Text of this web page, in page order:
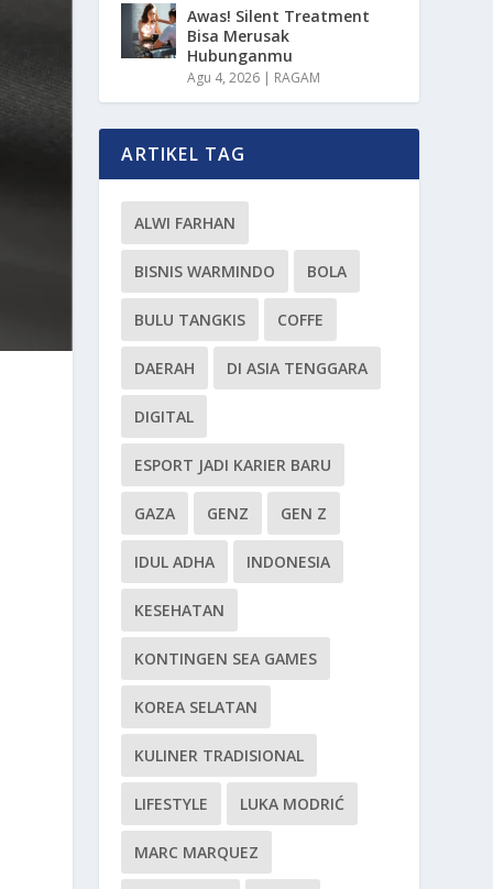
Awas! Silent Treatment
Bisa Merusak
Hubunganmu
Agu 4, 2026 | RAGAM
ARTIKEL TAG
ALWI FARHAN
BISNIS WARMINDO BOLA
BULU TANGKIS COFFE
DAERAH DI ASIA TENGGARA
DIGITAL
ESPORT JADI KARIER BARU
GAZA GENZ GEN Z
IDUL ADHA INDONESIA
KESEHATAN
KONTINGEN SEA GAMES
KOREA SELATAN
KULINER TRADISIONAL
LIFESTYLE LUKA MODRIĆ
MARC MARQUEZ